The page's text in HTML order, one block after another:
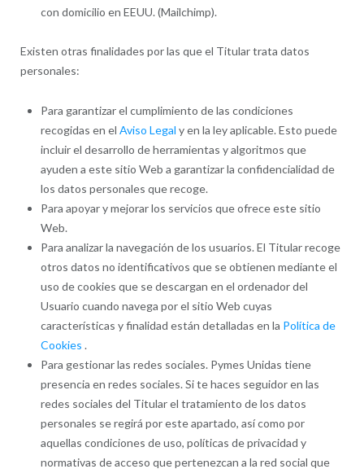
con domicilio en EEUU. (Mailchimp).
Existen otras finalidades por las que el Titular trata datos
personales:
Para garantizar el cumplimiento de las condiciones
recogidas en el Aviso Legal y en la ley aplicable. Esto puede
incluir el desarrollo de herramientas y algoritmos que
ayuden a este sitio Web a garantizar la confidencialidad de
los datos personales que recoge.
Para apoyar y mejorar los servicios que ofrece este sitio
Web.
Para analizar la navegación de los usuarios. El Titular recoge
otros datos no identificativos que se obtienen mediante el
uso de cookies que se descargan en el ordenador del
Usuario cuando navega por el sitio Web cuyas
características y finalidad están detalladas en la Política de
Cookies .
Para gestionar las redes sociales. Pymes Unidas tiene
presencia en redes sociales. Si te haces seguidor en las
redes sociales del Titular el tratamiento de los datos
personales se regirá por este apartado, así como por
aquellas condiciones de uso, políticas de privacidad y
normativas de acceso que pertenezcan a la red social que